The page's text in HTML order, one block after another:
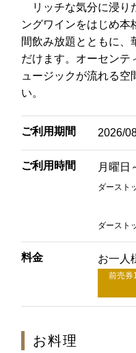
リッチな気分に浸り
ングワインをはじめ本
間飲み放題とともに、
だけます。オーセンテ
ュージックが流れる空
い。
ご利用期間 2026/
ご利用時間 月曜日
ダースト
日祝
ダースト
料金 お一人
前売券
お料理
お
TEL